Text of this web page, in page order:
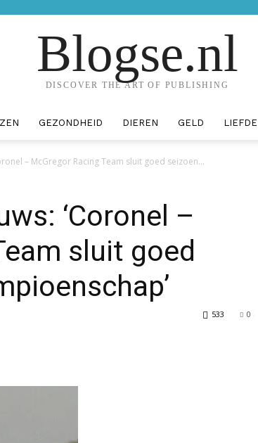
Blogse.nl
DISCOVER THE ART OF PUBLISHING
GEZONDHEID DIEREN GELD LIEFDE
– McGregor Racing Team sluit goed seizoen...
‘Coronel –
sluit goed
0
533